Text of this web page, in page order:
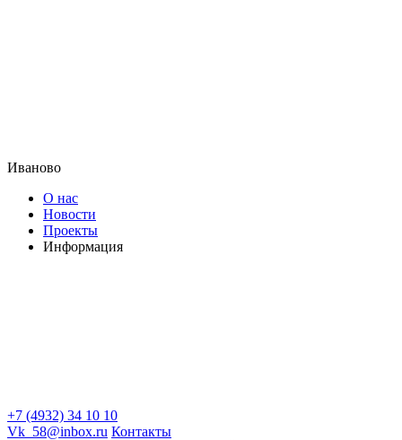
Иваново
О нас
Новости
Проекты
Информация
+7 (4932) 34 10 10
Vk_58@inbox.ru Контакты